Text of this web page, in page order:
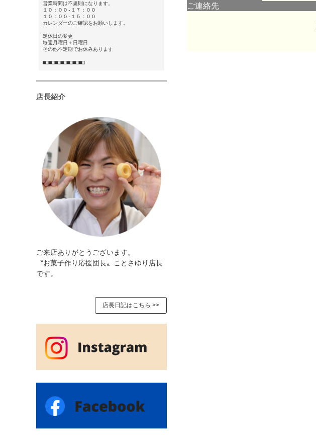
ご連絡先
営業時間は不規則になります。
１０：００-１７：００
１０：００-１５：００
カレンダーのご確認をお願いします。
定休日の変更
毎週月曜日＋日曜日
その他不定期でお休みあります
■□■□■□■□■□■□■□
店長紹介
ご来店ありがとうございます。
〝お菓子作り応援団長〟ことさゆり店長
です。
店長日記はこちら >>